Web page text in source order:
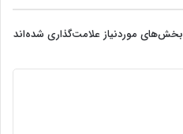
بخش‌های موردنیاز علامت‌گذاری شده‌اند